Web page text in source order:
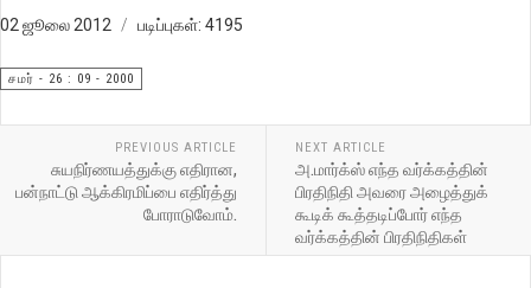
02 ஜூலை 2012 படிப்புகள்: 4195
சமர் - 26 : 09 - 2000
PREVIOUS ARTICLE
சுயநிர்ணயத்துக்கு எதிரான,
பன்நாட்டு ஆக்கிரமிப்பை எதிர்த்து
போராடுவோம்.
NEXT ARTICLE
அ.மார்க்ஸ் எந்த வர்க்கத்தின்
பிரதிநிதி அவரை அழைத்துக்
கூடிக் கூத்தடிப்போர் எந்த
வர்க்கத்தின் பிரதிநிதிகள்